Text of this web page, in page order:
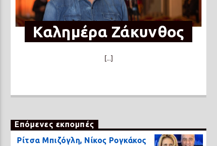
Καλημέρα Ζάκυνθος
[...]
Επόμενες εκπομπές
Ρίτσα Μπιζόγλη, Νίκος Ρογκάκος